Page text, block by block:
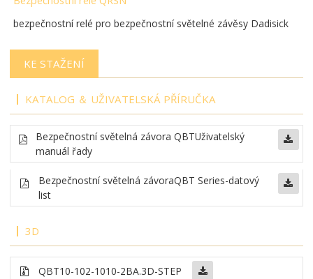
bezpečnostní relé pro bezpečnostní světelné závěsy Dadisick
KE STAŽENÍ
KATALOG ＆ UŽIVATELSKÁ PŘÍRUČKA
Bezpečnostní světelná závora QBTUživatelský
manuál řady
Bezpečnostní světelná závoraQBT Series-datový
list
3D
QBT10-102-1010-2BA.3D-STEP